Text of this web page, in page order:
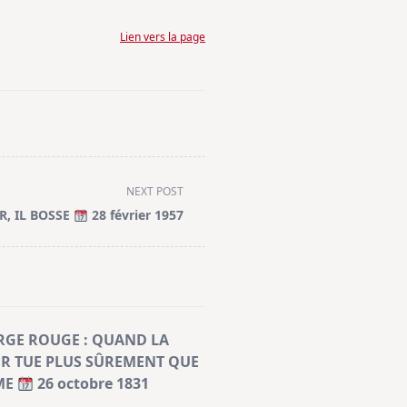
Lien vers la page
NEXT POST
IL BOSSE 28 février 1957
ROUGE : QUAND LA
TUE PLUS SÛREMENT QUE
26 octobre 1831